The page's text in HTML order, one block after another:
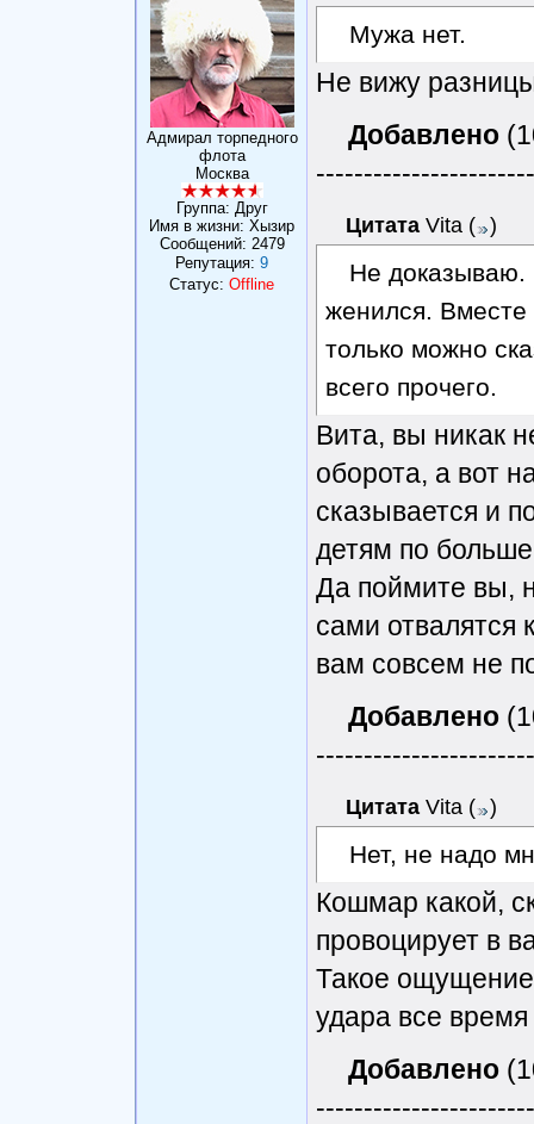
Адмирал торпедного
флота
Москва
Группа: Друг
Имя в жизни: Хызир
Сообщений: 2479
Репутация: 9
Статус: Offline
Мужа нет.
Не вижу
Добавлено
Цитата Vita ( )
Не доказываю.
женился. Вместе
только можно
всего прочего.
Вита, вы никак
оборота, а вот
сказывается и
детям по
Да поймите вы,
сами отвалятся
вам совсем не
Добавлено
Цитата Vita ( )
Нет, не надо
Кошмар какой,
провоцирует в
Такое
удара все
Добавлено